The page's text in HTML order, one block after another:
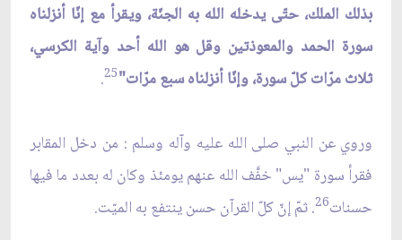
بذلك الملك، حتّى يدخله الله به الجنّة، ويقرأ مع إنّا أنزلناه
سورة الحمد والمعوذتين وقل هو الله أحد وآية الكرسي،
ثلاث مرّات كلّ سورة، وإنّا أنزلناه سبع مرّات"25
.
وروي عن النبي صلى الله عليه وآله وسلم : من دخل المقابر
فقرأ سورة "يس" خفَّف الله عنهم يومئذ وكان له بعدد ما فيها
حسنات26. ثمّ إنّ كلّ القرآن حسن ينتفع به الميّت.